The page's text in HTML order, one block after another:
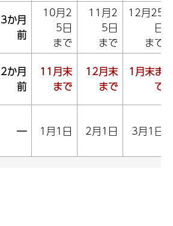
3か月
前
10月2
5日
まで
11月2
5日
まで
12月25
日
まで
2か月
前
11月末
まで
12月末
まで
1月末ま
で
― 1月1日 2月1日 3月1日